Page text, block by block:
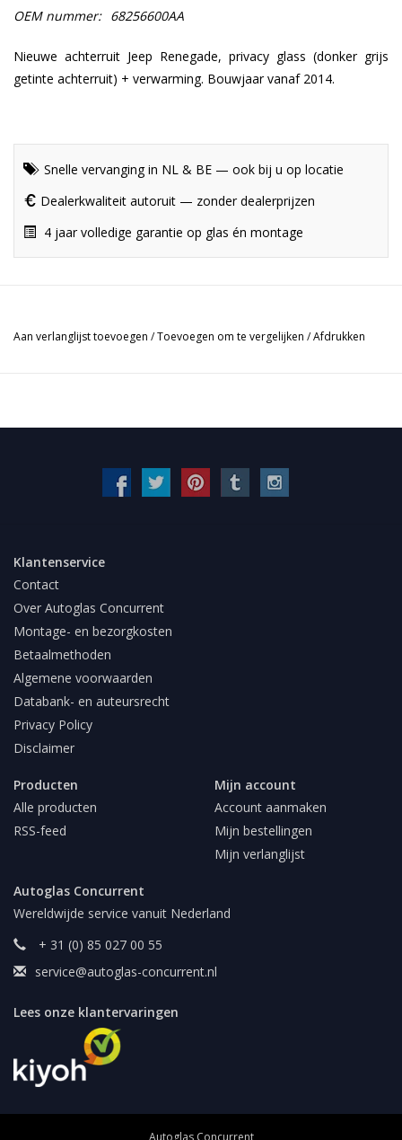
OEM nummer: 68256600AA
Nieuwe achterruit Jeep Renegade, privacy glass (donker grijs
getinte achterruit) + verwarming. Bouwjaar vanaf 2014.
Snelle vervanging in NL & BE — ook bij u op locatie
Dealerkwaliteit autoruit — zonder dealerprijzen
4 jaar volledige garantie op glas én montage
Aan verlanglijst toevoegen /Toevoegen om te vergelijken /Afdrukken
Klantenservice
Contact
Over Autoglas Concurrent
Montage- en bezorgkosten
Betaalmethoden
Algemene voorwaarden
Databank- en auteursrecht
Privacy Policy
Disclaimer
Producten
Alle producten
RSS-feed
Mijn account
Account aanmaken
Mijn bestellingen
Mijn verlanglijst
Autoglas Concurrent
Wereldwijde service vanuit Nederland
+ 31 (0) 85 027 00 55
service@autoglas-concurrent.nl
Lees onze klantervaringen